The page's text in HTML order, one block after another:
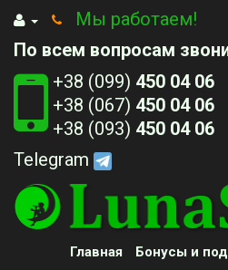
Мы работаем!
По всем вопросам
+38 (099) 450 04 06
+38 (067) 450 04 06
+38 (093) 450 04 06
Telegram
Главная Бонусы и